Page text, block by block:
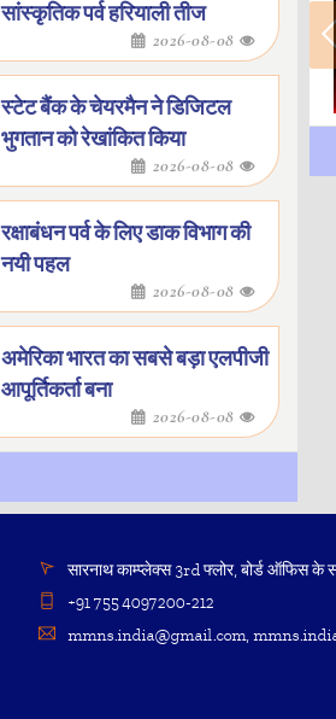
सांस्कृतिक पर्व हरियाली तीज
2026-08-08
स्टेट बैंक के चेयरमैन ने डिजिटल
भुगतान को रेखांकित किया
2026-08-08
रक्षाबंधन पर्व के लिए डाक विभाग की
नयी पहल
2026-08-08
अमेरिका भारत का सबसे बड़ा एलपीजी
आपूर्तिकर्ता बना
2026-08-08
सारनाथ काम्प्लेक्स 3rd फ्लोर, बोर्ड ऑफिस के
+91 755 4097200-212
mmns.india@gmail.com,